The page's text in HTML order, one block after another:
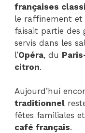
françaises
le raffinement et
faisait partie des
servis dans les
l’Opéra, du
citron.
Aujourd’hui
traditionnel
fêtes familiales
café français.